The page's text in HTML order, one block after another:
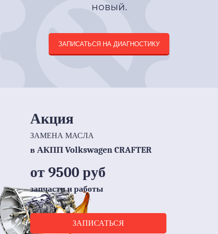
новый.
ЗАПИСАТЬСЯ НА ДИАГНОСТИКУ
Акция
ЗАМЕНА МАСЛА
в АКПП Volkswagen CRAFTER
от 9500 руб
запчасти и работы
ЗАПИСАТЬСЯ